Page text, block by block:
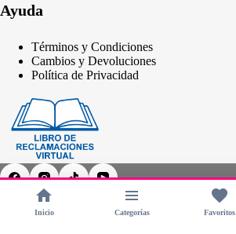
Ayuda
Términos y Condiciones
Cambios y Devoluciones
Política de Privacidad
Copyright © 2026 - CHERIMOYA Perú
Inicio Categorías Favoritos